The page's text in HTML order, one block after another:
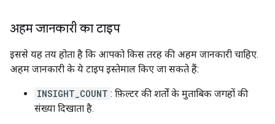
अहम जानकारी का टाइप
इससे यह तय होता है कि आपको किस तरह की अहम जानकारी चाहिए.
अहम जानकारी के ये टाइप इस्तेमाल किए जा सकते हैं:
INSIGHT_COUNT : फ़िल्टर की शर्तों के मुताबिक जगहों की
संख्या दिखाता है.